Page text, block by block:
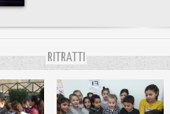
RITRATTI